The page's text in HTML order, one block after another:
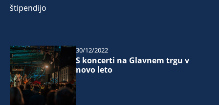
S koncerti na Glavnem trgu v
novo leto
30/12/2022